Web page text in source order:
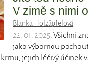
V zimě s nimi
Blanka Holzäpfelová
22. 01. 2025: Všichni
jako výbornou
jejich léčivý účinek